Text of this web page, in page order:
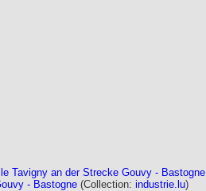
Tavigny an der Strecke Gouvy - Bastogne
- Bastogne (Collection: industrie.lu)